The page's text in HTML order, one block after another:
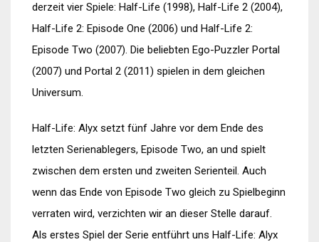
derzeit vier Spiele: Half-Life (1998), Half-Life 2 (2004),
Half-Life 2: Episode One (2006) und Half-Life 2:
Episode Two (2007). Die beliebten Ego-Puzzler Portal
(2007) und Portal 2 (2011) spielen in dem gleichen
Universum.
Half-Life: Alyx setzt fünf Jahre vor dem Ende des
letzten Serienablegers, Episode Two, an und spielt
zwischen dem ersten und zweiten Serienteil. Auch
wenn das Ende von Episode Two gleich zu Spielbeginn
verraten wird, verzichten wir an dieser Stelle darauf.
Als erstes Spiel der Serie entführt uns Half-Life: Alyx